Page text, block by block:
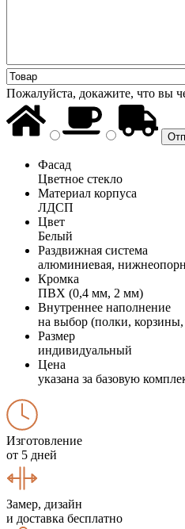
Пожалуйста, докажите, что вы
Фасад
Цветное стекло
Материал корпуса
ЛДСП
Цвет
Белый
Раздвижная система
алюминиевая,
Кромка
ПВХ (0,4 мм, 2 мм)
Внутреннее наполнение
на выбор (полки,
Размер
индивидуальный
Цена
указана за базовую
Изготовление
от 5 дней
Замер, дизайн
и доставка бесплатно